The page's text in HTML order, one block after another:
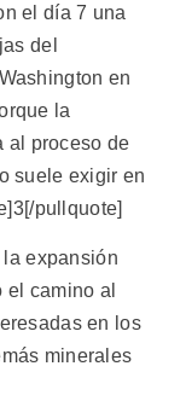
el día 7 una
del
en
la
al proceso de
suele exigir en
pullquote]
expansión
camino al
en los
minerales